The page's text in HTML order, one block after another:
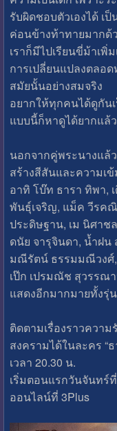
รับผิดชอบตัวเองได้ เ
ค่อนข้างท้าทายมากด้
เราก็มีไปเรียนขี่ม้าเ
การเปลี่ยนแปลงตลอ
สมัยนั้นอย่างสมจริง
อยากให้ทุกคนได้ดูกัน
แบบนี้ก็หาดูได้ยากแล้
นอกจากคู่พระนางแ
สร้างสีสันและความเ
อาทิ โบ๊ท ธารา ทิพา,
พันธุ์เจริญ, แม็ค วีรค
ประดิษฐาน, เม นิศาช
ดนัย จารุจินดา, น้ำฝน
มณีรัตน์ ธรรมมณีวงศ์
เป๊ก เปรมณัช สุวรรณ
แสดงอีกมากมายทั้งรุ่
ติดตามเรื่องราวควา
สงครามได้ในละคร “
เวลา 20.30 น.
เริ่มตอนแรกวันจันทร์
ออนไลน์ที่ 3Plus